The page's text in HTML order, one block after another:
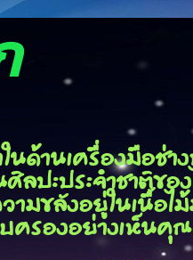
กนก
นเครื่องมือช่าง
ปะประจำชาติขอ
ามขลังอยู่ในเนื้อไ
ครองอย่างเห็นคุ